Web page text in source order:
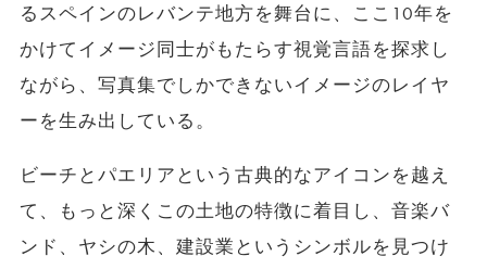
るスペインのレバンテ地方を舞台に、ここ10年を
かけてイメージ同士がもたらす視覚言語を探求し
ながら、写真集でしかできないイメージのレイヤ
ーを生み出している。
ビーチとパエリアという古典的なアイコンを越え
て、もっと深くこの土地の特徴に着目し、音楽バ
ンド、ヤシの木、建設業というシンボルを見つけ